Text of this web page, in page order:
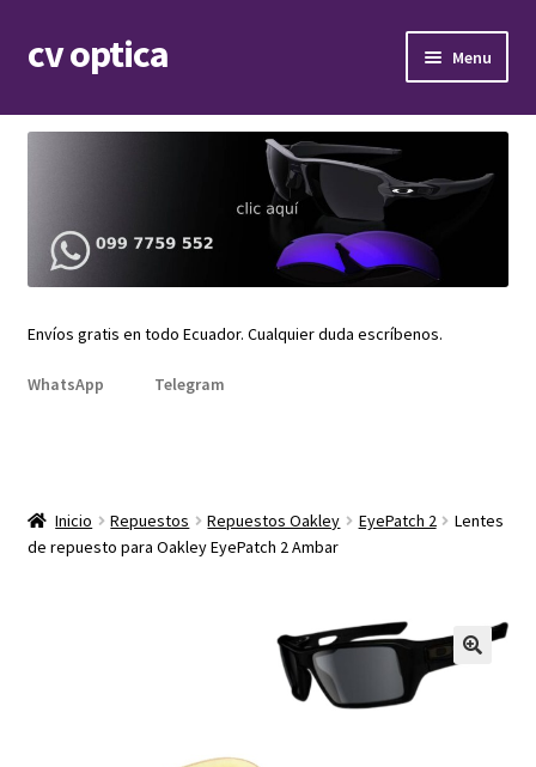
Skip
to
Skip
to
cv optica Menu
Armazones de lentes
child
menu
Expand
Repuestos
menu
Envíos gratis en todo Ecuador. Cualquier duda escríbenos.
WhatsApp Telegram
Inicio Repuestos Repuestos Oakley EyePatch 2
Lentes
de repuesto para Oakley EyePatch 2 Ambar